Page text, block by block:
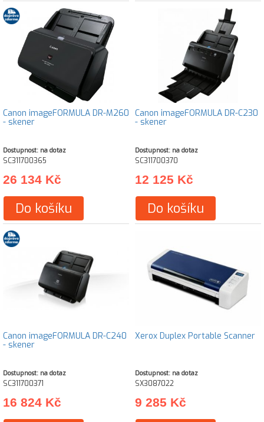
Canon imageFORMULA DR-M260
- skener
Dostupnost: na dotaz
SC311700365
26 134 Kč
Do košíku
Canon imageFORMULA DR-C230
- skener
Dostupnost: na dotaz
SC311700370
12 125 Kč
Do košíku
Canon imageFORMULA DR-C240
- skener
Dostupnost: na dotaz
SC311700371
16 824 Kč
Xerox Duplex Portable Scanner
Dostupnost: na dotaz
SX3087022
9 285 Kč